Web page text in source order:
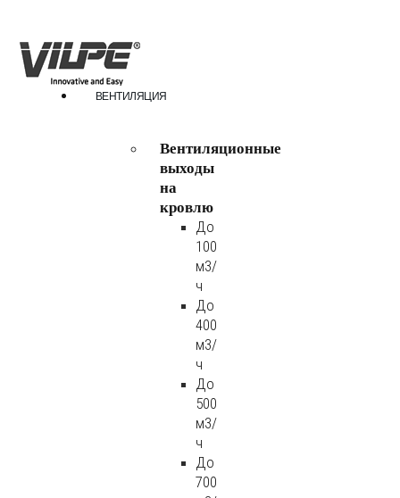
ВЕНТИЛЯЦИЯ
Вентиляционные
выходы
на
кровлю
До
100
м3/
ч
До
400
м3/
ч
До
500
м3/
ч
До
700